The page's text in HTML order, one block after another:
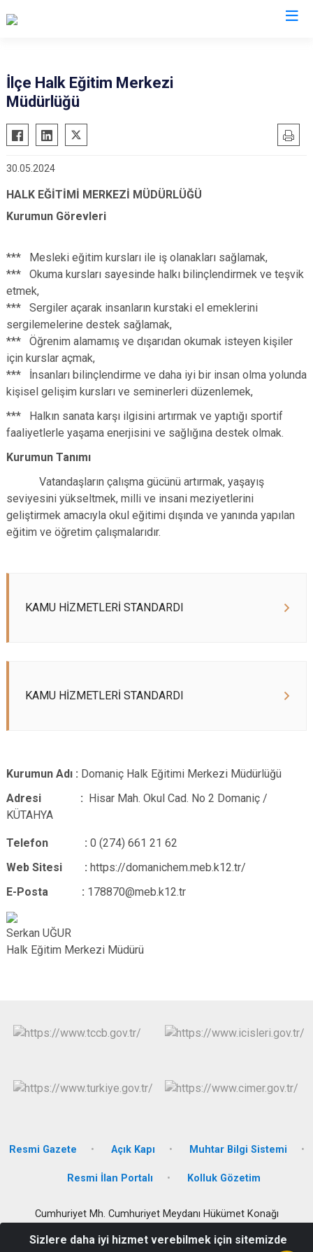
Altıntaş
Aslanapa
Domaniç
Dumlupınar
Emet
Simav
İlçe Halk Eğitim Merkezi
Müdürlüğü
30.05.2024
HALK EĞİTİMİ MERKEZİ MÜDÜRLÜĞÜ
Kurumun Görevleri
*** Mesleki eğitim kursları ile iş olanakları sağlamak,
*** Okuma kursları sayesinde halkı bilinçlendirmek ve teşvik
etmek,
*** Sergiler açarak insanların kurstaki el emeklerini
sergilemelerine destek sağlamak,
*** Öğrenim alamamış ve dışarıdan okumak isteyen kişiler
için kurslar açmak,
*** İnsanları bilinçlendirme ve daha iyi bir insan olma yolunda
kişisel gelişim kursları ve seminerleri düzenlemek,
*** Halkın sanata karşı ilgisini artırmak ve yaptığı sportif
faaliyetlerle yaşama enerjisini ve sağlığına destek olmak.
Kurumun Tanımı
Vatandaşların çalışma gücünü artırmak, yaşayış
seviyesini yükseltmek, milli ve insani meziyetlerini
geliştirmek amacıyla okul eğitimi dışında ve yanında yapılan
eğitim ve öğretim çalışmalarıdır.
KAMU HİZMETLERİ STANDARDI
KAMU HİZMETLERİ STANDARDI
Kurumun Adı : Domaniç Halk Eğitimi Merkezi Müdürlüğü
Adresi : Hisar Mah. Okul Cad. No 2 Domaniç /
KÜTAHYA
Telefon : 0 (274) 661 21 62
Web Sitesi : https://domanichem.meb.k12.tr/
E-Posta : 178870@meb.k12.tr
Serkan UĞUR
Halk Eğitim Merkezi Müdürü
Resmi Gazete Açık Kapı Muhtar Bilgi Sistemi
Resmi İlan Portalı Kolluk Gözetim
Cumhuriyet Mh. Cumhuriyet Meydanı Hükümet Konağı
Sizlere daha iyi hizmet verebilmek için sitemizde